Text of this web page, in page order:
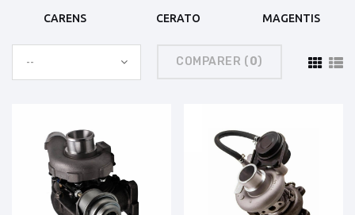
CARENS CERATO MAGENTIS
-- COMPARER (0)